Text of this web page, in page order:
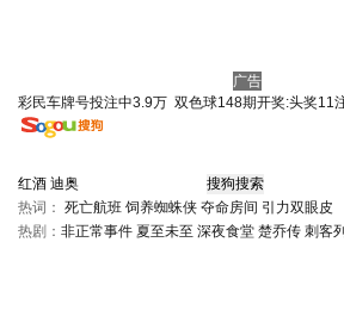
广告
彩民车牌号投注中3.9万 双色球148期开奖:头奖11
热词： 死亡航班 饲养蜘蛛侠 夺命房间 引力双眼皮
热剧： 非正常事件 夏至未至 深夜食堂 楚乔传 刺客